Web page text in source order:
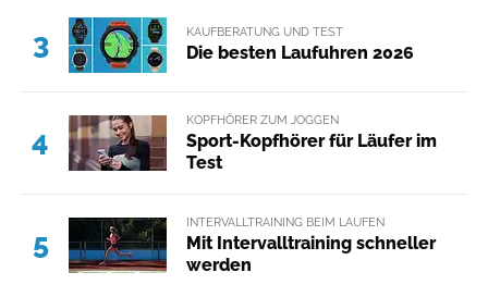
3 KAUFBERATUNG UND TEST
Die besten Laufuhren 2026
4
KOPFHÖRER ZUM JOGGEN
Sport-Kopfhörer für Läufer im
Test
5
INTERVALLTRAINING BEIM LAUFEN
Mit Intervalltraining schneller
werden